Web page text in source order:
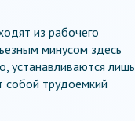
из рабочего
минусом здесь
устанавливаются лишь
собой трудоемкий